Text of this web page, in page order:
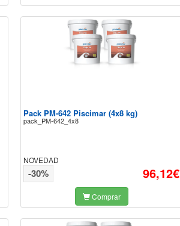
Pack PM-642 Piscimar (4x8 kg)
pack_PM-642_4x8
NOVEDAD
96,12€
-30%
Comprar